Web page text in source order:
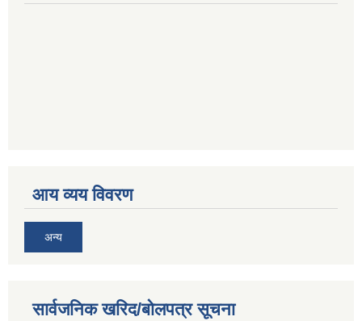
आय व्यय विवरण
अन्य
सार्वजनिक खरिद/बोलपत्र सूचना